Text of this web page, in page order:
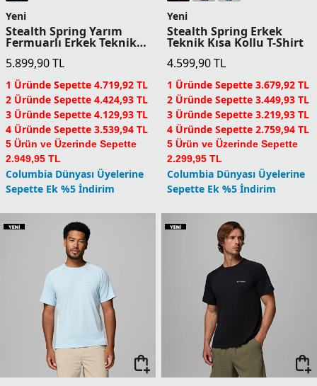
Yeni
Chill Creek Woven Erkek
8.399,90
TL
1 Üründe Sepette 6.719,92 TL
2 Üründe Sepette 6.299,93 TL
3 Üründe Sepette 5.879,93 TL
4 Üründe Sepette 5.039,94 TL
5 Ürün ve Üzerinde Sepette
4.199,95 TL
Columbia Dünyası Üyelerine
Sepette Ek %5 İndirim
Yeni
Chill Creek Woven Erkek
8.399,90
TL
1 Üründe Sepette 6.719,92 TL
2 Üründe Sepette 6.299,93 TL
3 Üründe Sepette 5.879,93 TL
4 Üründe Sepette 5.039,94 TL
5 Ürün ve Üzerinde Sepette
4.199,95 TL
Columbia Dünyası Üyelerine
Sepette Ek %5 İndirim